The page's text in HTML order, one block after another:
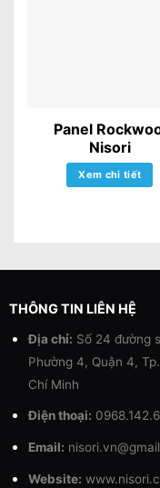
Panel
Nisori
Xem chi tiết
THÔNG TIN LIÊN HỆ
Địa chỉ: Số 24 đường
Phường 4, Quận 4,
Chí Minh
Điện thoại:
Email:
Website: